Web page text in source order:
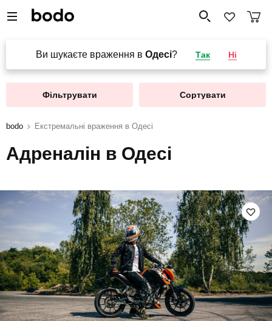
Ви шукаєте враження в Одесі? Так Ні
Фільтрувати Сортувати
bodo Екстремальні враження в Одесі
Адреналін в Одесі